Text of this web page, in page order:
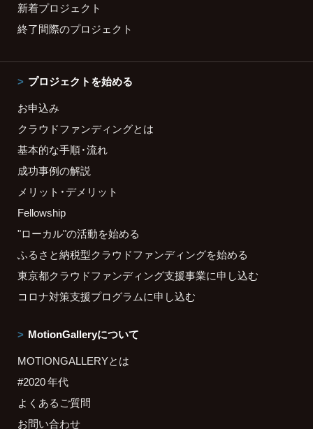
新着プロジェクト
終了間際のプロジェクト
プロジェクトを始める
お申込み
クラウドファンディングとは
基本的な手順・流れ
成功事例の解説
メリット・デメリット
Fellowship
"ローカル"の活動を始める
ふるさと納税型クラウドファンディングを始める
東京都クラウドファンディング支援事業に申し込む
コロナ対策支援プログラムに申し込む
MotionGalleryについて
MOTIONGALLERYとは
#2020 年代
よくあるご質問
お問い合わせ